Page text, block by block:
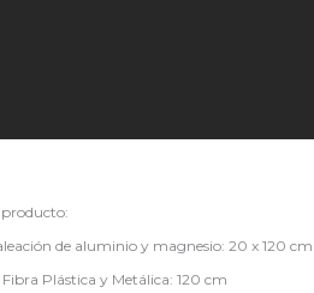
de aluminio y magnesio: 20 x 120 cm
Fibra Plástica y Metálica: 120 cm